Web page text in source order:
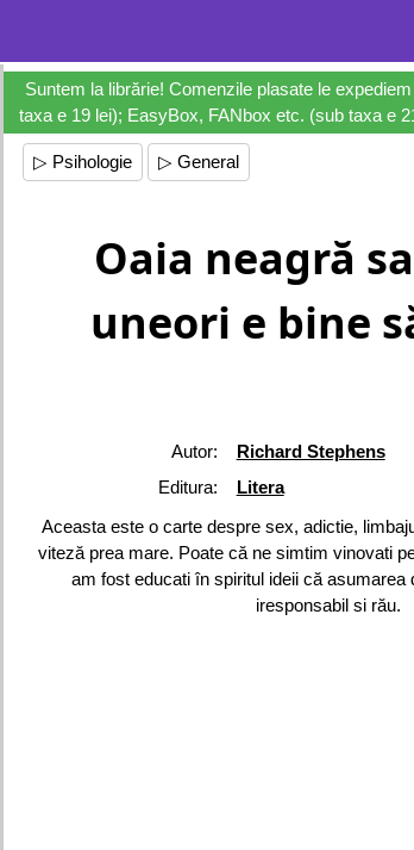
Suntem la librărie! Comenzile plasate le
taxa e 19 lei); EasyBox, FANbox etc. (sub taxa e
▷ Psihologie ▷ General
Oaia neagră
uneori e bine
Autor:
Richard Stephens
Editura:
Litera
Aceasta este o carte despre sex, adictie,
viteză prea mare. Poate că ne simtim vinovati
am fost educati în spiritul ideii că asumarea
iresponsabil si rău.